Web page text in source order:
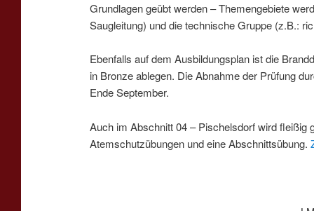
Grundlagen geübt werden – Themengebiete
Saugleitung) und die technische Gruppe (z.B.:
Ebenfalls auf dem Ausbildungsplan ist die
in Bronze ablegen. Die Abnahme der Prüfung
Ende September.
Auch im Abschnitt 04 – Pischelsdorf wird fleißig
Atemschutzübungen und eine Abschnittsübung.